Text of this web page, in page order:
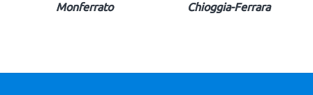
Monferrato Chioggia-Ferrara